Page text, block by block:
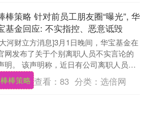
棒策略 针对前员工朋友圈“曝光”, 华
基金回应: 不实指控、恶意诋毁
河财立方消息]3月1日晚间，华宝基金在
网发布了关于个别离职人员不实言论的
明。 该声明称，近日有公司离职人员通
个人社交媒体平台发布关于公司及公司
工的负....
棒棒策略 查看：83 分类：选倍网